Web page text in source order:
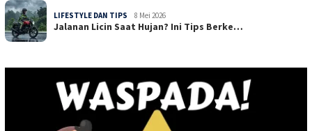
LIFESTYLE DAN TIPS 8 Mei 2026
Jalanan Licin Saat Hujan? Ini Tips Berke…